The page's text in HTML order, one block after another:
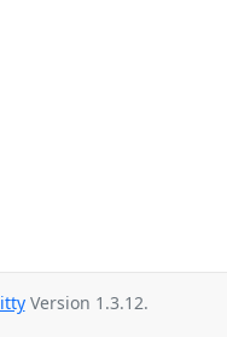
Version 1.3.12.